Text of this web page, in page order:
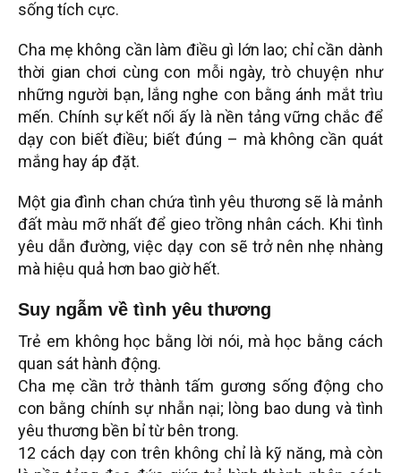
sống tích cực.
Cha mẹ không cần làm điều gì lớn lao; chỉ cần dành
thời gian chơi cùng con mỗi ngày, trò chuyện như
những người bạn, lắng nghe con bằng ánh mắt trìu
mến. Chính sự kết nối ấy là nền tảng vững chắc để
dạy con biết điều; biết đúng – mà không cần quát
mắng hay áp đặt.
Một gia đình chan chứa tình yêu thương sẽ là mảnh
đất màu mỡ nhất để gieo trồng nhân cách. Khi tình
yêu dẫn đường, việc dạy con sẽ trở nên nhẹ nhàng
mà hiệu quả hơn bao giờ hết.
Suy ngẫm về tình yêu thương
Trẻ em không học bằng lời nói, mà học bằng cách
quan sát hành động.
Cha mẹ cần trở thành tấm gương sống động cho
con bằng chính sự nhẫn nại; lòng bao dung và tình
yêu thương bền bỉ từ bên trong.
12 cách dạy con trên không chỉ là kỹ năng, mà còn